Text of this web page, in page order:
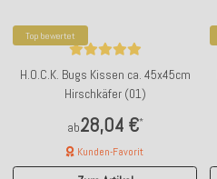
Top bewertet
H.O.C.K. Bugs Kissen ca. 45x45cm
Hirschkäfer (01)
ab28,04 €*
Kunden-Favorit